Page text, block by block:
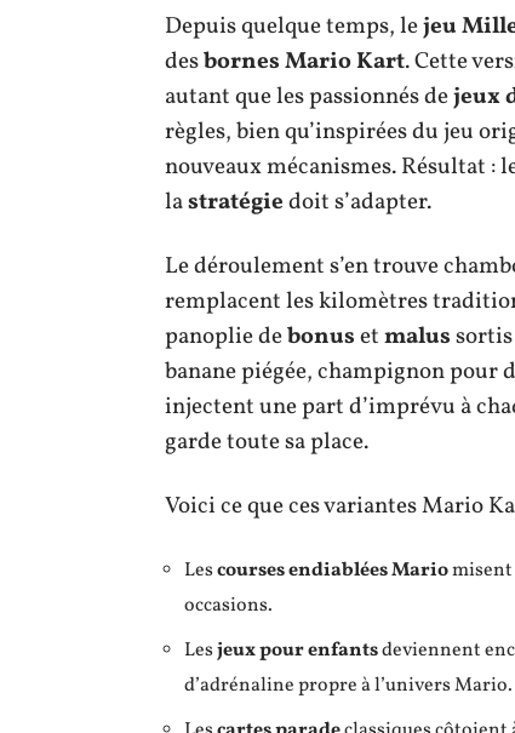
Depuis quelque temps, lejeu
desbornes Mario Kart. Cette
autant que les passionnés dejeux
règles, bien qu’inspirées du jeu
nouveaux mécanismes. Résultat :
lastratégiedoit s’adapter.
Le déroulement s’en trouve
remplacent les kilomètres
panoplie debonusetmalus
banane piégée, champignon
injectent une part d’imprévu à
garde toute sa place.
Voici ce que ces variantes Mario
Lescourses endiablées Mariomisent
occasions.
Lesjeux pour enfantsdeviennent
d’adrénaline propre à l’univers Mario.